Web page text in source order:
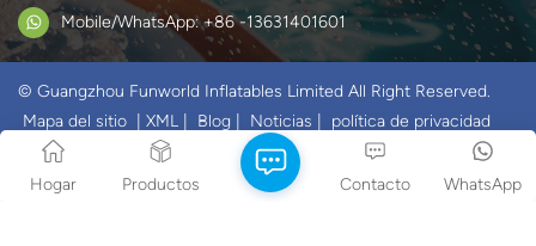
Mobile/WhatsApp: +86 -13631401601
© Guangzhou Funworld Inflatables Limited All Right Reserved.
Mapa del sitio
XML Blog Noticias
política de privacidad
IPv6 RED SOPORTADA
Hogar
Productos WhatsApp
Contacto